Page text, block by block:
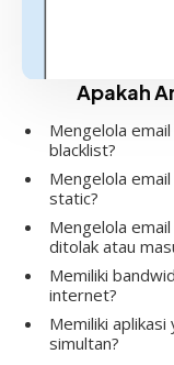
Apakah
Mengelola
blacklist?
Mengelola
static?
Mengelola
ditolak atau
Memiliki
internet?
Memiliki aplikasi
simultan?